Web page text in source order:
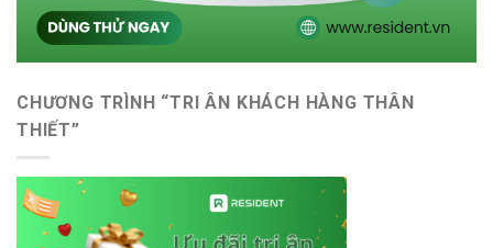
CHƯƠNG TRÌNH “TRI ÂN KHÁCH HÀNG THÂN
THIẾT”